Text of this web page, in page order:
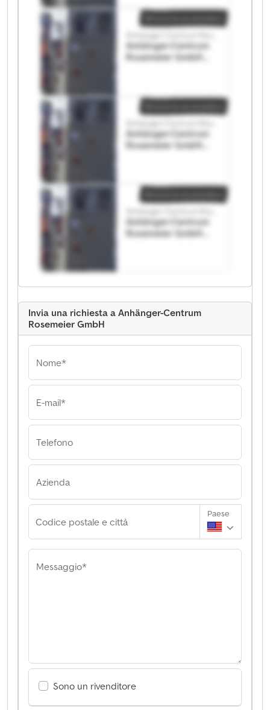
Anhänger-Centrum
Rosemeier GmbH
Anhänger-Centrum
Rosemeier GmbH
Anhänger-Centrum
Rosemeier GmbH
Invia una richiesta a Anhänger-Centrum
Rosemeier GmbH
Nome*
E-mail*
Telefono
Azienda
Codice postale e città
Paese
Messaggio*
Sono un rivenditore